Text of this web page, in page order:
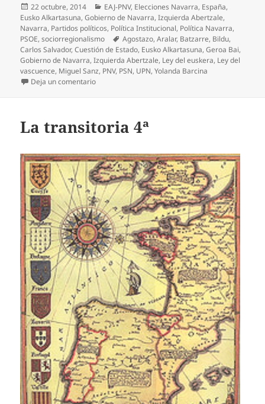
Publicado
el
22 octubre, 2014 Categorías
EAJ-PNV, Elecciones Navarra, España,
Eusko Alkartasuna,Gobierno de Navarra,Izquierda Abertzale,
Navarra, Partidos políticos, Política Institucional, Política Navarra,
PSOE,sociorregionalismo Etiquetas
Agostazo,Aralar, Batzarre, Bildu,
Carlos Salvador,Cuestión de Estado, Eusko Alkartasuna,Geroa Bai,
Gobierno de Navarra,Izquierda Abertzale, Ley del euskera, Ley del
vascuence, Miguel Sanz, PNV, PSN, UPN,Yolanda Barcina
Deja un comentarioen La conjura de las minorías
La transitoria 4ª